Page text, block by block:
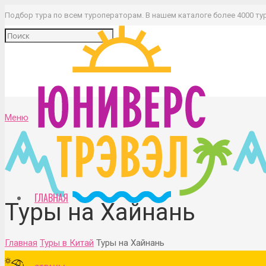
Подбор тура по всем туроператорам. В нашем каталоге более 4000
Меню
ГЛАВНАЯ
Туры на Хайнань
Главная Туры в Китай Туры на Хайнань